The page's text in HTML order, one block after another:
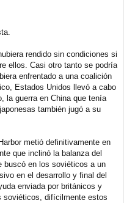
rendido sin condiciones si
ellos. Casi otro tanto se podría
enfrentado a una coalición
Estados Unidos llevó a cabo
la guerra en China que tenía
también jugó a su
metió definitivamente en
que inclinó la balanza del
buscó en los soviéticos a un
en el desarrollo y final del
enviada por británicos y
soviéticos, difícilmente estos